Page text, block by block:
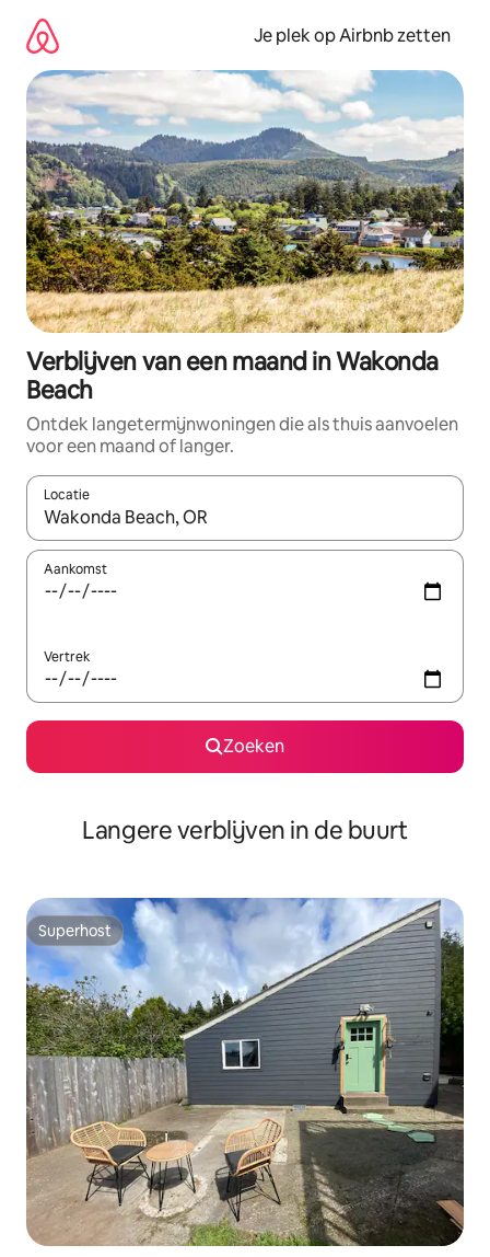
direct
naar
inhoud
Je plek op Airbnb zetten
Verblijven van een maand in Wakonda
Beach
Ontdek langetermijnwoningen die als thuis aanvoelen
voor een maand of langer.
Locatie
Wanneer er resultaten beschikbaar zijn, maak je een keuze
Aankomst
Vertrek
Zoeken
Langere verblijven in de buurt
Superhost
Superhost